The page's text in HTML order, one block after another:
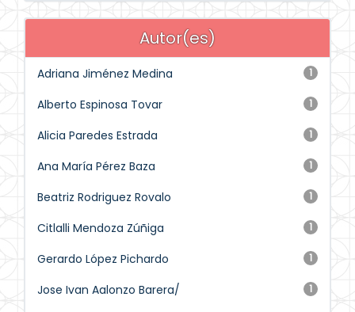
Autor(es)
1
Adriana Jiménez Medina
1
Alberto Espinosa Tovar
1
Alicia Paredes Estrada
1
Ana María Pérez Baza
1
Beatriz Rodriguez Rovalo
1
Citlalli Mendoza Zúñiga
1
Gerardo López Pichardo
1
Jose Ivan Aalonzo Barera/